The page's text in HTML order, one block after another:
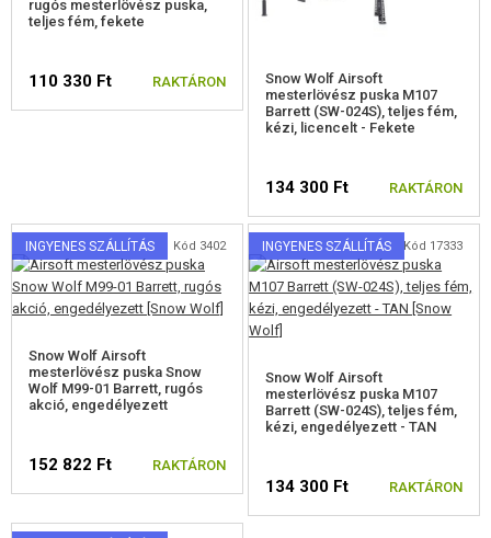
M40
L96
SRS/HTI/TAC-41
AMOEBA STRIKER
EGYÉB MESTERLÖVÉSZ PUSKÁK
KEZDŐ SZETTEK
rugós mesterlövész puska,
teljes fém, fekete
110 330 Ft RAKTÁRON
Snow Wolf Airsoft
mesterlövész puska M107
Barrett (SW-024S), teljes fém,
kézi, licencelt - Fekete
134 300 Ft RAKTÁRON
INGYENES SZÁLLÍTÁS Kód 3402
Snow Wolf Airsoft
mesterlövész puska Snow
Wolf M99-01 Barrett, rugós
akció, engedélyezett
152 822 Ft RAKTÁRON
INGYENES SZÁLLÍTÁS Kód 17333
Snow Wolf Airsoft
mesterlövész puska M107
Barrett (SW-024S), teljes fém,
kézi, engedélyezett - TAN
134 300 Ft RAKTÁRON